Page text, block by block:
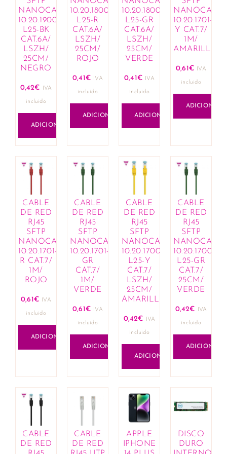
Cremes corantes e hennas
Máscaras e condicionadores
Óleos, loções e exfoliantes
Produtos de fixação para penteados
Queda de cabelo e revitalizantes
Sprays e sérums
Tratamentos capilares
Óleos essenciais e compostos
Construção
Ferramentas
Cosmética
Lábios
Bálsamos labiais
Batons e gloss
Lápis de lábios
Lotes de fragrâncias e cosméticos
Olhos
Anti-olheiras
Eyeliner e lápis
Máscaras de pestanas
Sobrancelhas
Sombras
Rosto
Bases
Blushers
Iluminadores de tez
Pós compactos
Manicure
Removedores de verniz
Vernizes
NANOCABLE
10.20.1900-
L25-BK
CAT.6A/
LSZH/
25CM/
NEGRO
0,42€ IVA
incluido
ADICIONAR
10.20.1800-
L25-R
CAT.6A/
LSZH/
25CM/
ROJO
0,41 € IVA
incluido
ADICIONAR
10.20.1800-
L25-GR
CAT.6A/
LSZH/
25CM/
VERDE
0,41 € IVA
incluido
ADICIONAR
NANOCABLE
10.20.1701-
Y CAT.7/
1M/
AMARILLO
0,61 € IVA
incluido
ADICIONAR
CABLE
DE RED
RJ45
SFTP
NANOCABLE
10.20.1701-
R CAT.7/
1M/
ROJO
0,61 € IVA
incluido
ADICIONAR
CABLE
DE RED
RJ45
SFTP
NANOCABLE
10.20.1701-
GR
CAT.7/
1M/
VERDE
0,61 € IVA
incluido
ADICIONAR
CABLE
DE RED
RJ45
SFTP
NANOCABLE
10.20.1700-
L25-Y
CAT.7/
LSZH/
25CM/
AMARILLO
0,42€ IVA
incluido
ADICIONAR
CABLE
DE RED
RJ45
SFTP
NANOCABLE
10.20.1700-
L25-GR
CAT.7/
25CM/
VERDE
0,42€ IVA
incluido
ADICIONAR
CABLE
DE RED
CABLE
DE RED
APPLE
IPHONE
DISCO
DURO